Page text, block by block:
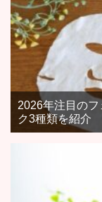
2026年注目のフ
ク3種類を紹介